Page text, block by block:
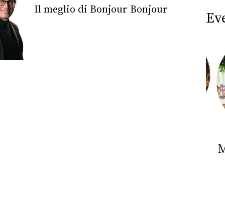
Il meglio di Bonjour Bonjour